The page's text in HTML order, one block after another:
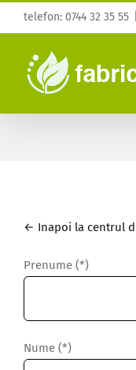
to
content
telefon: 0744 32 35 55
← Inapoi la centrul
Prenume (*)
Nume (*)